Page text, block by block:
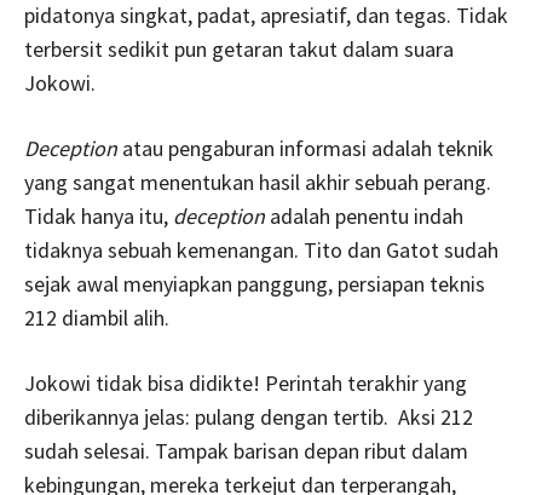
pidatonya singkat, padat, apresiatif, dan tegas. Tidak
terbersit sedikit pun getaran takut dalam suara
Jokowi.
Deception atau pengaburan informasi adalah teknik
yang sangat menentukan hasil akhir sebuah perang.
Tidak hanya itu, deception adalah penentu indah
tidaknya sebuah kemenangan. Tito dan Gatot sudah
sejak awal menyiapkan panggung, persiapan teknis
212 diambil alih.
Jokowi tidak bisa didikte! Perintah terakhir yang
diberikannya jelas: pulang dengan tertib. Aksi 212
sudah selesai. Tampak barisan depan ribut dalam
kebingungan, mereka terkejut dan terperangah,